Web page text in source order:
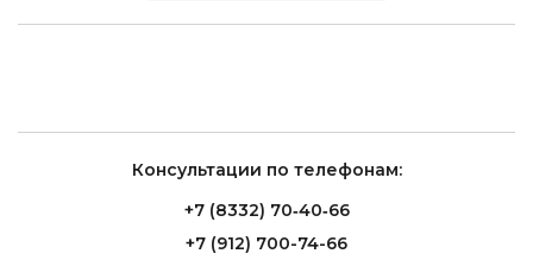
Консультации по телефонам:
+7 (8332) 70‑40‑66
+7 (912) 700-74-66